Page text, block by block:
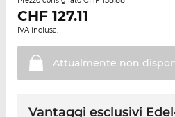
CHF 127.11
IVA inclusa.
Attualmente non
Vantaggi esclusivi